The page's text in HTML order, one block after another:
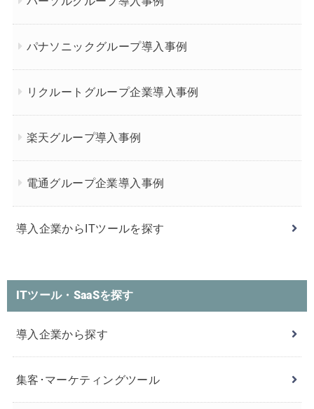
パナソニックグループ導入事例
リクルートグループ企業導入事例
楽天グループ導入事例
電通グループ企業導入事例
導入企業からITツールを探す
ITツール・SaaSを探す
導入企業から探す
集客･マーケティングツール